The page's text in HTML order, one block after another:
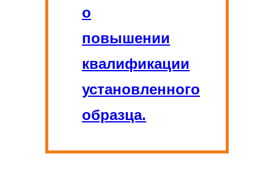
о
повышении
квалификации
установленного
образца.